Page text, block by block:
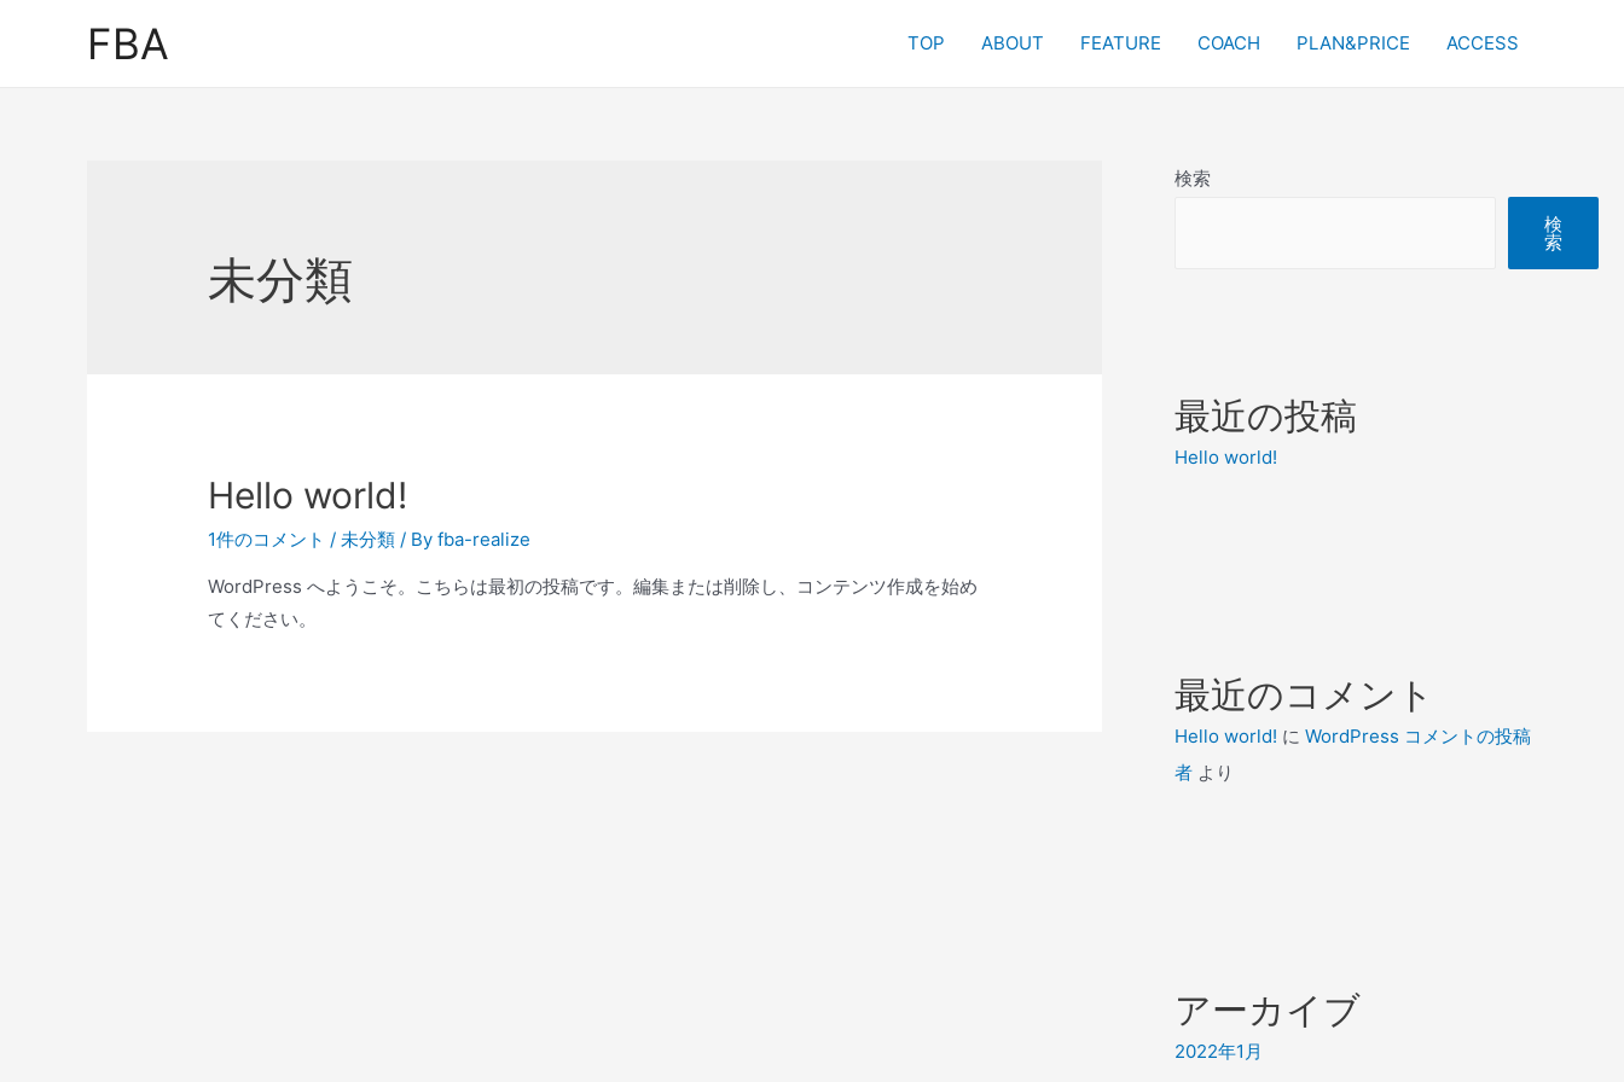
FBA TOP ABOUT FEATURE COACH PLAN&PRICE ACCESS
未分類
Hello world!
1件のコメント /未分類 / Byfba-realize
WordPress へようこそ。こちらは最初の投稿です。編集または削除し、コンテンツ作成を始め
てください。
検索
検
索
最近の投稿
Hello world!
最近のコメント
Hello world! に WordPress コメントの投稿
者 より
アーカイブ
2022年1月